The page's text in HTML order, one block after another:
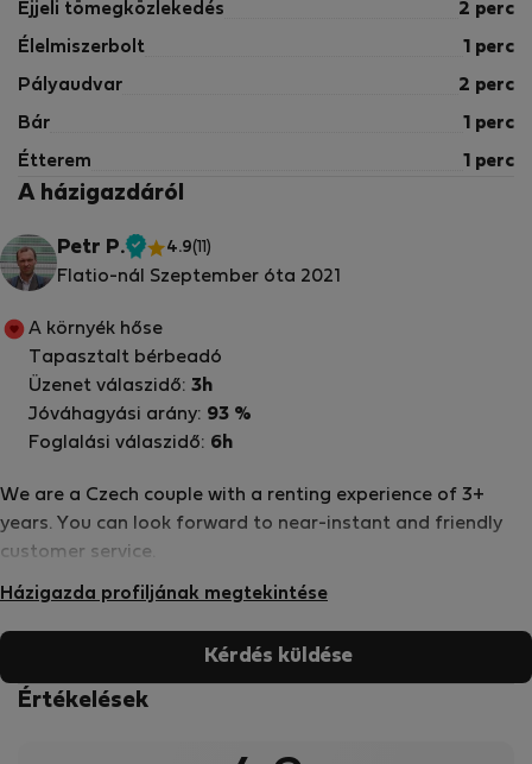
Éjjeli tömegközlekedés 2 perc
Élelmiszerbolt 1 perc
Pályaudvar 2 perc
Bár 1 perc
Étterem 1 perc
A házigazdáról
Petr P.
Ellenőrzött
tulajdonos
4.9(11)
Flatio-nál Szeptember óta 2021
We are a Czech couple with a renting experience of 3+
years. You can look forward to near-instant and friendly
customer service.
Házigazda profiljának megtekintése
A környék hőse
Tapasztalt bérbeadó
Üzenet válaszidő: 3h
Jóváhagyási arány: 93 %
Foglalási válaszidő: 6h
Kérdés küldése
Értékelések